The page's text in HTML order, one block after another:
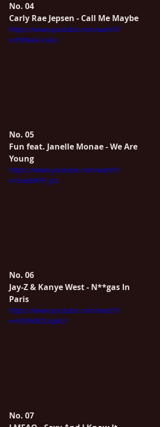
No. 04
Carly Rae Jepsen - Call Me Maybe
https://www.youtube.com/watch?
v=fWNaR-rxAic
No. 05
Fun feat. Janelle Monae - We Are
Young
https://www.youtube.com/watch?
v=Sv6dMFF_yts
No. 06
Jay-Z & Kanye West - N**gas In
Paris
https://www.youtube.com/watch?
v=VS9W8OUqMLY
No. 07